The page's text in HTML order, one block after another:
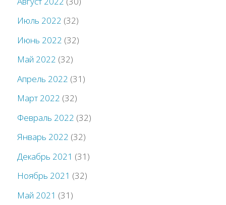
Июль 2022 (32)
Июнь 2022 (32)
Май 2022 (32)
Апрель 2022 (31)
Март 2022 (32)
Февраль 2022 (32)
Январь 2022 (32)
Декабрь 2021 (31)
Ноябрь 2021 (32)
Май 2021 (31)